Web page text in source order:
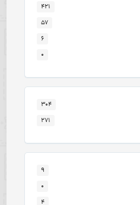
۴۲۱
۵۷
۶
۰
۳۰۴
۲۷۱
۹
۰
۴